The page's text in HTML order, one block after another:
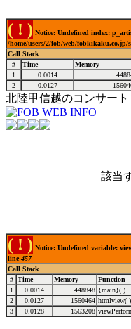
( ! ) Notice: Undefined index:
/home/users/2/fob/web/
Call Stack
#
Time Memory
1
0.0014
2
0.0127
北陸甲信越のコンサー
該当
( ! ) Notice: Undefined variable:
line457
Call Stack
# Time Memory Function
1
0.0014 448848 {main}( )
2
0.0127 1560464 htmlview( )
3
0.0128 1563208